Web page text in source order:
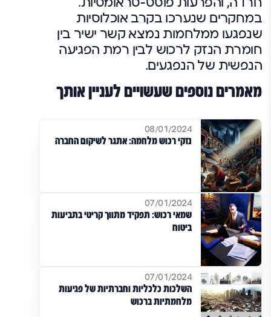
במחקרים שנערכו בקרב אוכלוסיות
שנפגעו ממלחמות נמצא קשר ישיר בין
חומרת הנזק לרכוש לבין רמת הפגיעה
הנפשית של הנפגעים.
מאמרים נוספים שעשויים לעניין אותך
08/01/2024
נזקי רכוש מלחמה: אתגר לשיקום החברה
07/01/2024
שמאי רכוש: תפקיד מתווך קריטי בתביעות
ביטוח
07/01/2024
השלכות כלכליות וחברתיות של פגיעות
מלחמתיות ברכוש